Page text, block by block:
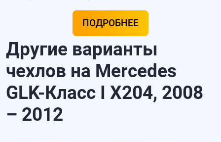
ПОДРОБНЕЕ
Другие варианты
чехлов на Mercedes
GLK-Класс I X204, 2008
– 2012